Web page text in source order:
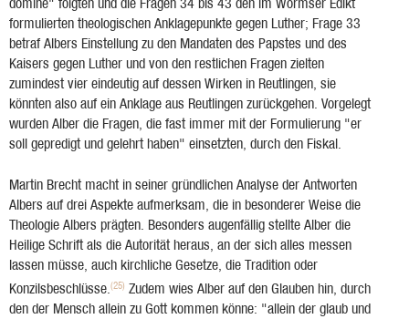
domine" folgten und die Fragen 34 bis 43 den im Wormser Edikt
formulierten theologischen Anklagepunkte gegen Luther; Frage 33
betraf Albers Einstellung zu den Mandaten des Papstes und des
Kaisers gegen Luther und von den restlichen Fragen zielten
zumindest vier eindeutig auf dessen Wirken in Reutlingen, sie
könnten also auf ein Anklage aus Reutlingen zurückgehen. Vorgelegt
wurden Alber die Fragen, die fast immer mit der Formulierung "er
soll gepredigt und gelehrt haben" einsetzten, durch den Fiskal.
Martin Brecht macht in seiner gründlichen Analyse der Antworten
Albers auf drei Aspekte aufmerksam, die in besonderer Weise die
Theologie Albers prägten. Besonders augenfällig stellte Alber die
Heilige Schrift als die Autorität heraus, an der sich alles messen
lassen müsse, auch kirchliche Gesetze, die Tradition oder
Konzilsbeschlüsse.(25) Zudem wies Alber auf den Glauben hin, durch
den der Mensch allein zu Gott kommen könne: "allein der glaub und